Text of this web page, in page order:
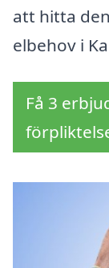
att hitta
elbehov i
Få 3